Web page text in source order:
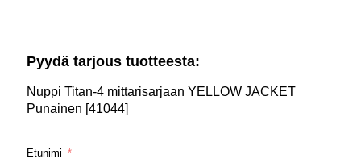
Pyydä tarjous tuotteesta:
Nuppi Titan-4 mittarisarjaan YELLOW JACKET
Punainen [41044]
Etunimi